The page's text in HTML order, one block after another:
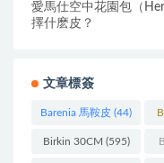
愛馬仕空中花園包（
擇什麽皮？
文章標簽
Barenia 馬鞍皮 (44)
Birkin 30CM (595)